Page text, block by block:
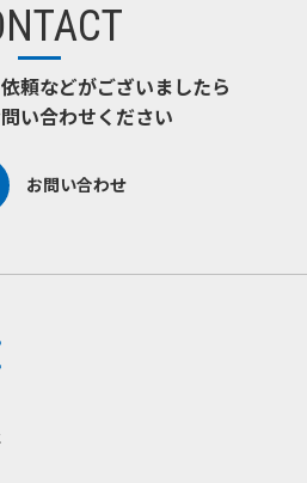
頼などがございましたら
い合わせください
お問い合わせ